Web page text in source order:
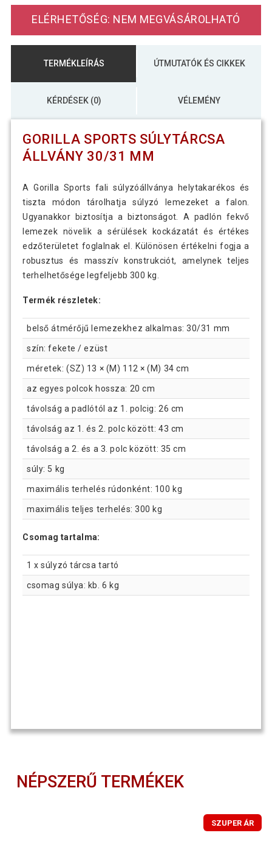
ELÉRHETŐSÉG: NEM MEGVÁSÁROLHATÓ
TERMÉKLEÍRÁS ÚTMUTATÓK ÉS CIKKEK
KÉRDÉSEK (0) VÉLEMÉNY
GORILLA SPORTS SÚLYTÁRCSA
ÁLLVÁNY 30/31 MM
A Gorilla Sports fali súlyzóállványa helytakarékos és
tiszta módon tárolhatja súlyzó lemezeket a falon.
Ugyanakkor biztosítja a biztonságot. A padlón fekvő
lemezek növelik a sérülések kockázatát és értékes
edzőterületet foglalnak el. Különösen értékelni fogja a
robusztus és masszív konstrukciót, amelynek teljes
terhelhetősége legfeljebb 300 kg.
Termék részletek:
belső átmérőjű lemezekhez alkalmas: 30/31 mm
szín: fekete / ezüst
méretek: (SZ) 13 × (M) 112 × (M) 34 cm
az egyes polcok hossza: 20 cm
távolság a padlótól az 1. polcig: 26 cm
távolság az 1. és 2. polc között: 43 cm
távolság a 2. és a 3. polc között: 35 cm
súly: 5 kg
maximális terhelés rúdonként: 100 kg
maximális teljes terhelés: 300 kg
Csomag tartalma:
1 x súlyzó tárcsa tartó
csomag súlya: kb. 6 kg
NÉPSZERŰ TERMÉKEK
SZUPER ÁR